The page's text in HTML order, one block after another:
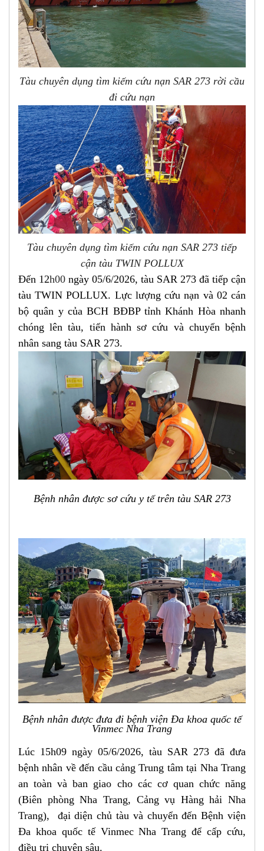
Tàu chuyên dụng tìm kiếm cứu nạn SAR 273 rời cầu
đi cứu nạn
Tàu chuyên dụng tìm kiếm cứu nạn SAR 273 tiếp
cận tàu TWIN POLLUX
Đến 12h00 ngày 05/6/2026, tàu SAR 273 đã tiếp cận
tàu TWIN POLLUX. Lực lượng cứu nạn và 02 cán
bộ quân y của BCH BĐBP tỉnh Khánh Hòa nhanh
chóng lên tàu, tiến hành sơ cứu và chuyển bệnh
nhân sang tàu SAR 273.
Bệnh nhân được sơ cứu y tế trên tàu SAR 273
Bệnh nhân được đưa đi bệnh viện Đa khoa quốc tế
Vinmec Nha Trang
Lúc 15h09 ngày 05/6/2026, tàu SAR 273 đã đưa
bệnh nhân về đến cầu cảng Trung tâm tại Nha Trang
an toàn và ban giao cho các cơ quan chức năng
(Biên phòng Nha Trang, Cảng vụ Hàng hải Nha
Trang), đại diện chủ tàu và chuyển đến Bệnh viện
Đa khoa quốc tế Vinmec Nha Trang để cấp cứu,
điều trị chuyên sâu.